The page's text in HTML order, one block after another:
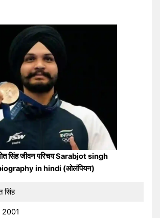
सिंह जीवन परिचय Sarabjot singh
in hindi (ओलंपियन)
सिंह
2001